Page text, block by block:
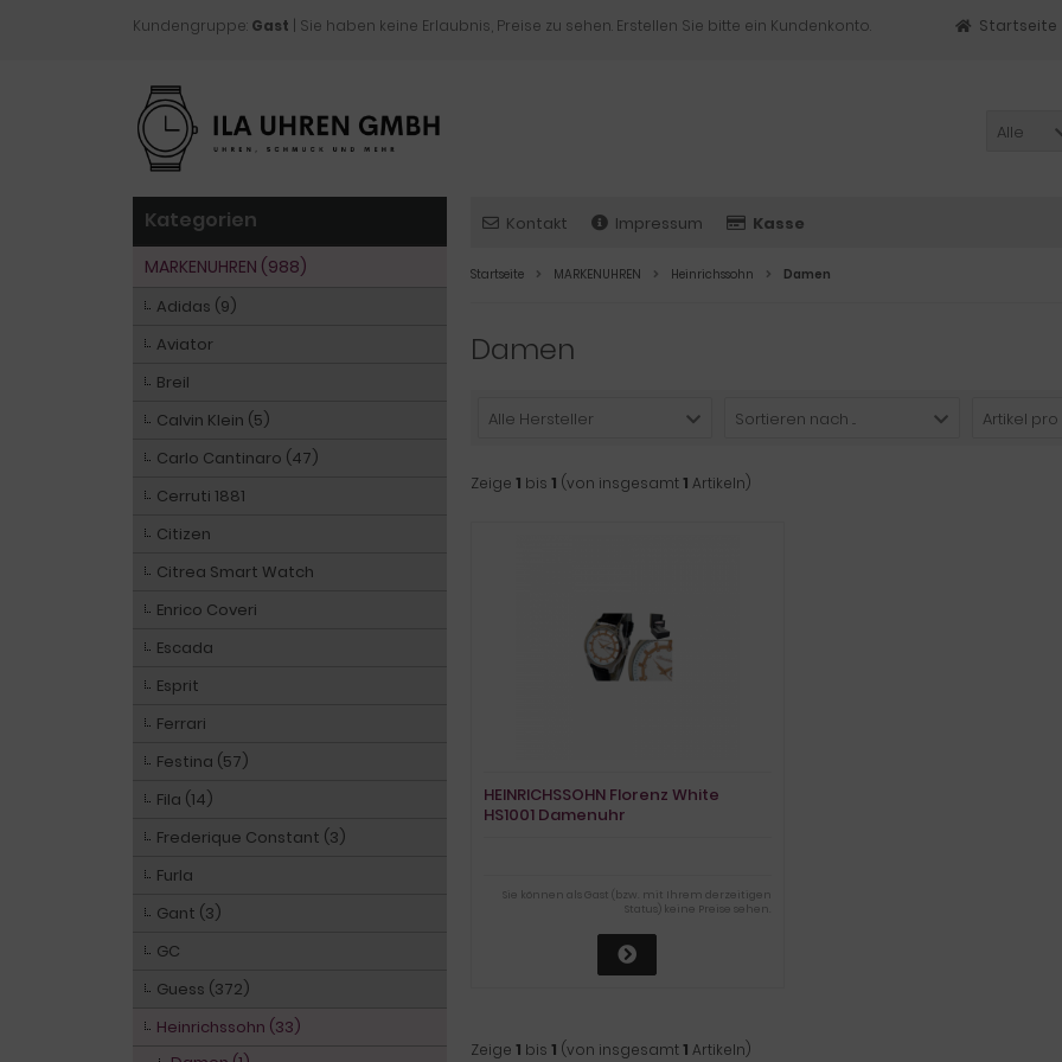
Kundengruppe: Gast | Sie haben keine Erlaubnis, Preise zu sehen. Erstellen Sie bitte ein Kundenkonto. Startseite
Alle
Kontakt Impressum Kasse
Startseite MARKENUHREN Heinrichssohn Damen
Damen
Alle Hersteller Sortieren nach ... Artikel
Zeige 1 bis 1 (von insgesamt1 Artikeln)
HEINRICHSSOHN Florenz White
HS1001 Damenuhr
Sie können als Gast (bzw. mit Ihrem derzeitigen
Status) keine Preise sehen.
Zeige 1 bis 1 (von insgesamt1 Artikeln)
Kategorien
MARKENUHREN (988)
Adidas (9)
Aviator
Breil
Calvin Klein (5)
Carlo Cantinaro (47)
Cerruti 1881
Citizen
Citrea Smart Watch
Enrico Coveri
Escada
Esprit
Ferrari
Festina (57)
Fila (14)
Frederique Constant (3)
Furla
Gant (3)
GC
Guess (372)
Heinrichssohn (33)